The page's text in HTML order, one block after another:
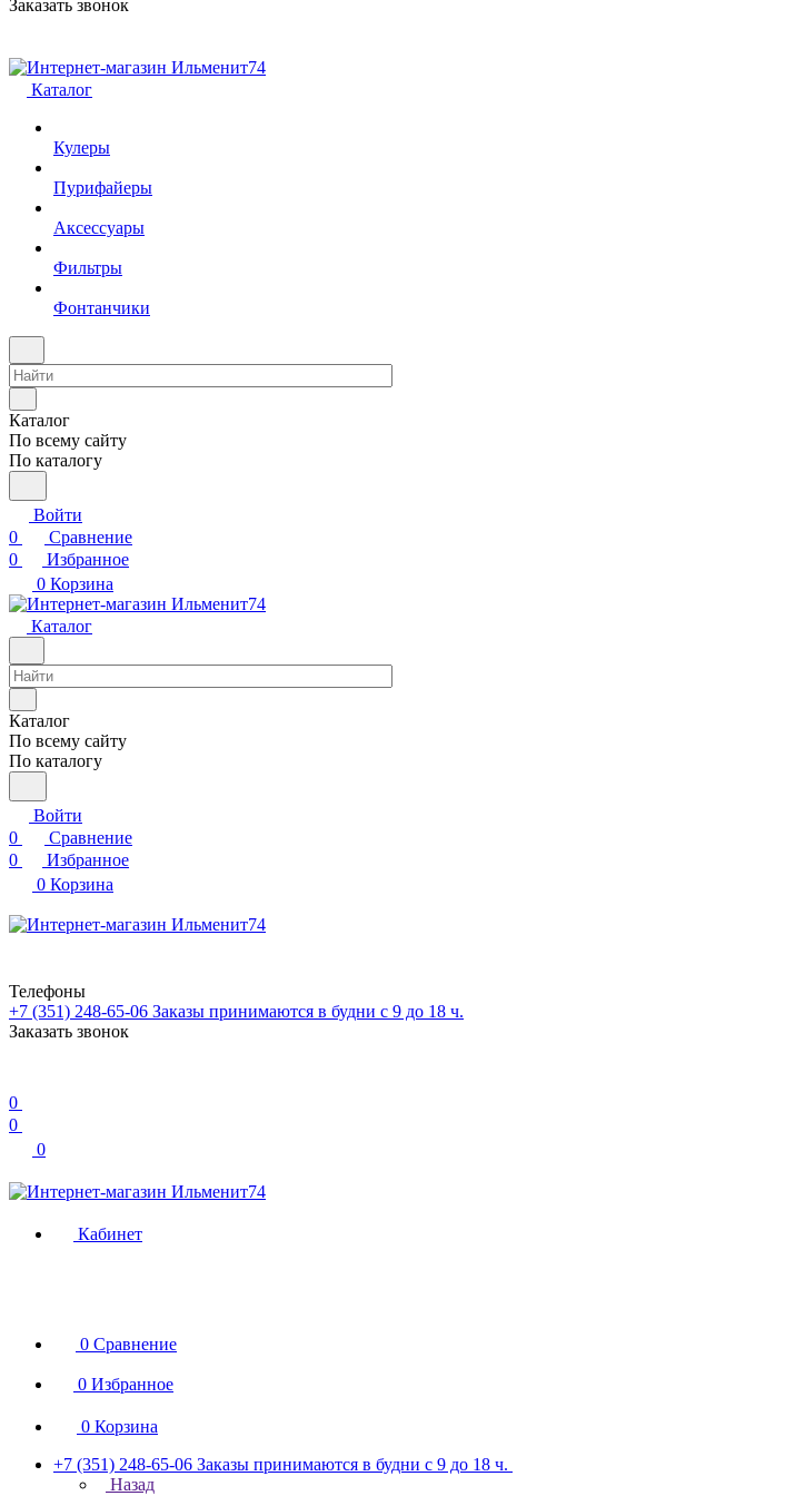
Заказать звонок
Каталог
Кулеры
Пурифайеры
Аксессуары
Фильтры
Фонтанчики
Каталог
По всему сайту
По каталогу
Войти
0
Сравнение
0
Избранное
0 Корзина
Каталог
Каталог
По всему сайту
По каталогу
Войти
0
Сравнение
0
Избранное
0 Корзина
Телефоны
+7 (351) 248-65-06 Заказы принимаются в будни с 9 до 18 ч.
Заказать звонок
0
0
0
Кабинет
0 Сравнение
0 Избранное
0 Корзина
+7 (351) 248-65-06 Заказы принимаются в будни с 9 до 18 ч.
Назад